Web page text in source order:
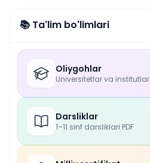
📚 Ta'lim bo'limlari
Oliygohlar
Universitetlar va institutlar
Darsliklar
1–11 sinf darsliklari PDF